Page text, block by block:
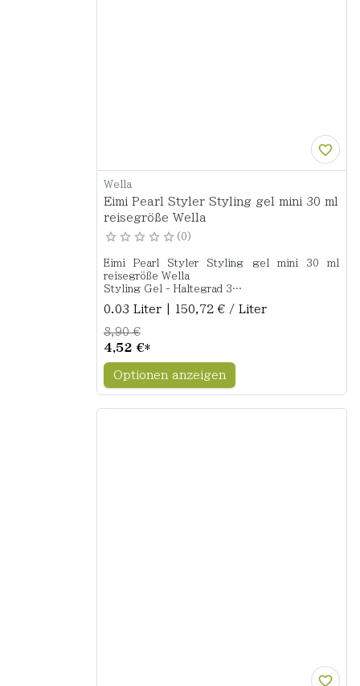
Wella
Eimi Pearl Styler Styling gel mini 30 ml
reisegröße Wella
0
Eimi Pearl Styler Styling gel mini 30 ml
reisegröße Wella
Styling Gel - Haltegrad 3
Ermöglicht Stand und Textur. Sorgt für einen
starken Halt mit Perlglanz-Finish.
0.03 Liter | 150,72 € / Liter
4,52 €*
8,90 €
Optionen anzeigen